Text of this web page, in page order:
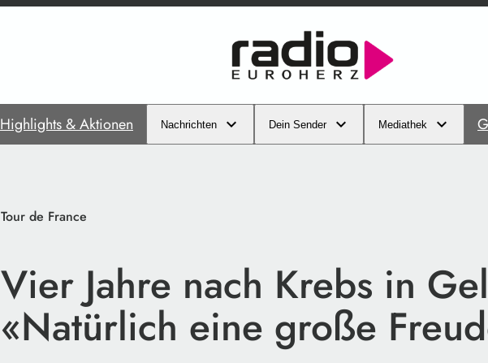
Highlights & Aktionen Nachrichten Dein Sender Mediathek
Tour de France
Vier Jahre nach Krebs in
«Natürlich eine große